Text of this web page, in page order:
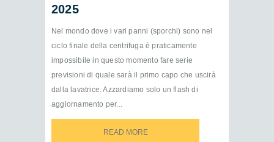
2025
Nel mondo dove i vari panni (sporchi) sono nel
ciclo finale della centrifuga è praticamente
impossibile in questo momento fare serie
previsioni di quale sarà il primo capo che uscirà
dalla lavatrice. Azzardiamo solo un flash di
aggiornamento per...
READ MORE